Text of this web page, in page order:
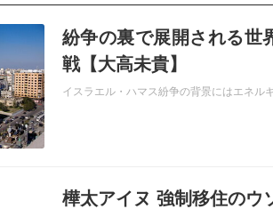
紛争の裏で展開される世
戦【大高未貴】
イスラエル・ハマス紛争の背景にはエネ
樺太アイヌ 強制移住のウ